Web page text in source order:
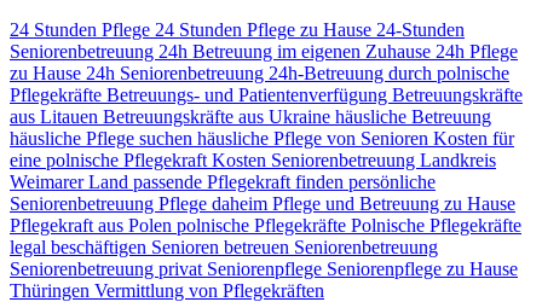
24 Stunden Pflege 24 Stunden Pflege zu Hause 24-Stunden
Seniorenbetreuung 24h Betreuung im eigenen Zuhause 24h Pflege
zu Hause 24h Seniorenbetreuung 24h-Betreuung durch polnische
Pflegekräfte Betreuungs- und Patientenverfügung Betreuungskräfte
aus Litauen Betreuungskräfte aus Ukraine häusliche Betreuung
häusliche Pflege suchen häusliche Pflege von Senioren Kosten für
eine polnische Pflegekraft Kosten Seniorenbetreuung Landkreis
Weimarer Land passende Pflegekraft finden persönliche
Seniorenbetreuung Pflege daheim Pflege und Betreuung zu Hause
Pflegekraft aus Polen polnische Pflegekräfte Polnische Pflegekräfte
legal beschäftigen Senioren betreuen Seniorenbetreuung
Seniorenbetreuung privat Seniorenpflege Seniorenpflege zu Hause
Thüringen Vermittlung von Pflegekräften